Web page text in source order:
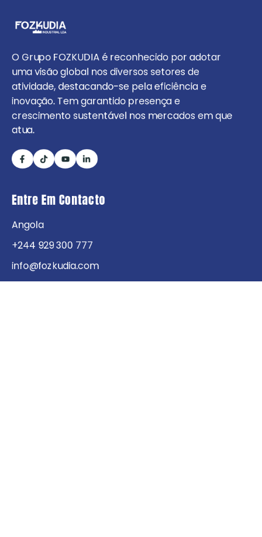
O Grupo FOZKUDIA é reconhecido por adotar
uma visão global nos diversos setores de
atividade, destacando-se pela eficiência e
inovação. Tem garantido presença e
crescimento sustentável nos mercados em que
atua.
Entre Em Contacto
Angola
+244 929 300 777
info@fozkudia.com